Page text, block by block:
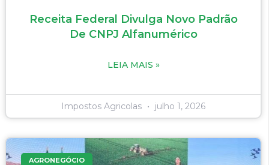
Receita Federal Divulga Novo Padrão
De CNPJ Alfanumérico
LEIA MAIS »
Impostos Agricolas julho 1, 2026
AGRONEGÓCIO